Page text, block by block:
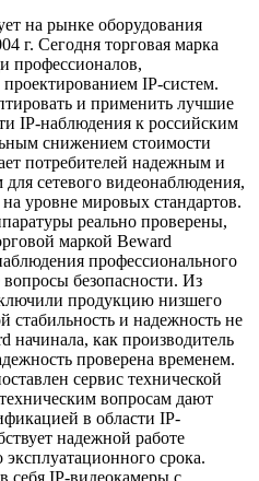
на рынке оборудования
г. Сегодня торговая марка
профессионалов,
IP-систем.
и применить лучшие
IP-наблюдения к российским
снижением стоимости
потребителей надежным и
сетевого видеонаблюдения,
уровне мировых стандартов.
реально проверены,
маркой Beward
профессионального
безопасности. Из
продукцию низшего
стабильность и надежность не
начинала, как производитель
проверена временем.
сервис технической
вопросам дают
в области IP-
надежной работе
эксплуатационного срока.